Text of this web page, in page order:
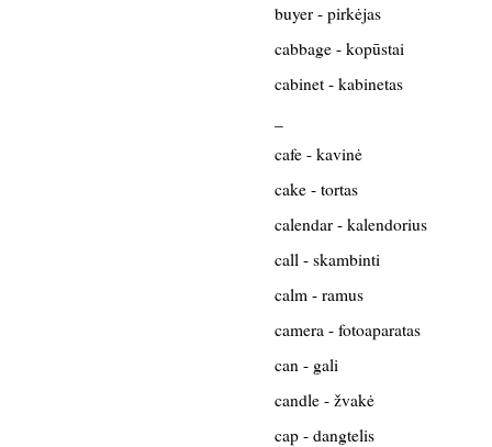
buyer - pirkėjas
cabbage - kopūstai
cabinet - kabinetas
cafe - kavinė
cake - tortas
calendar - kalendorius
call - skambinti
calm - ramus
camera - fotoaparatas
can - gali
candle - žvakė
cap - dangtelis